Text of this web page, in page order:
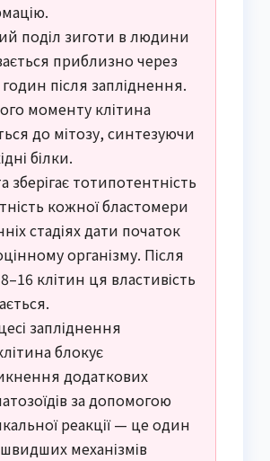
поділ зиготи в людини
приблизно через
після запліднення.
моменту клітина
до мітозу, синтезуючи
білки.
зберігає тотипотентність
кожної бластомери
стадіях дати початок
організму. Після
8–16 клітин ця властивість
запліднення
блокує
додаткових
за допомогою
реакції — це один
механізмів